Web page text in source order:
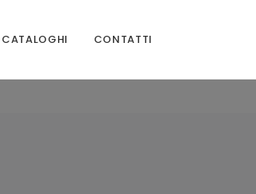
CATALOGHI CONTATTI